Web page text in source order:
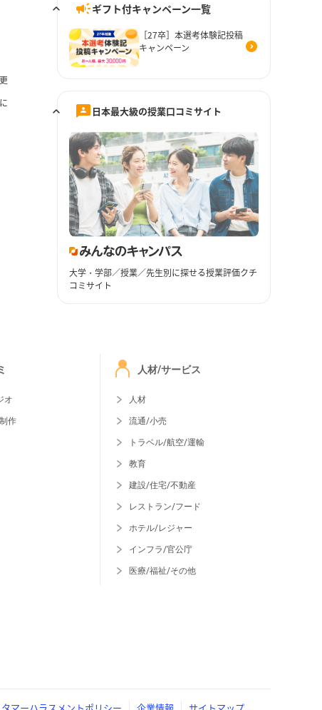
ギフト付キャンペーン一覧
［27卒］本選考体験記投稿
キャンペーン
日本最大級の授業口コミサイト
大学・学部／授業／先生別に探せる授業評価クチ
コミサイト
オ
作
人材/サービス
人材
流通/小売
トラベル/航空/運輸
教育
建設/住宅/不動産
レストラン/フード
ホテル/レジャー
インフラ/官公庁
医療/福祉/その他